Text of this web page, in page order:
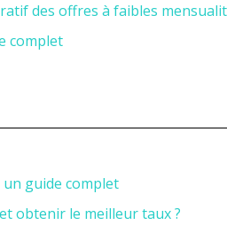
des offres à faibles
complet
un guide complet
obtenir le meilleur taux ?